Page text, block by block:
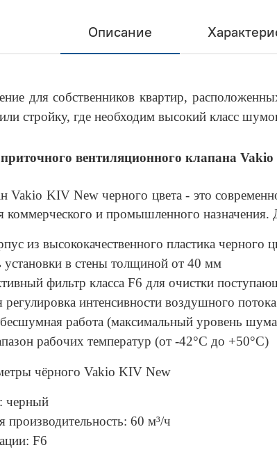
Описание
для собственников квартир,
стройку, где необходим высокий класс
вентиляционного клапана
Vakio KIV New черного цвета - это
и промышленного назначения.
из высококачественного пластика черного
в стены толщиной от 40 мм
фильтр класса F6 для очистки
регулировка интенсивности воздушного потока
работа (максимальный уровень
рабочих температур (от -42°С до +50°С)
чёрного Vakio KIV New
черный
производительность: 60 м³/ч
F6